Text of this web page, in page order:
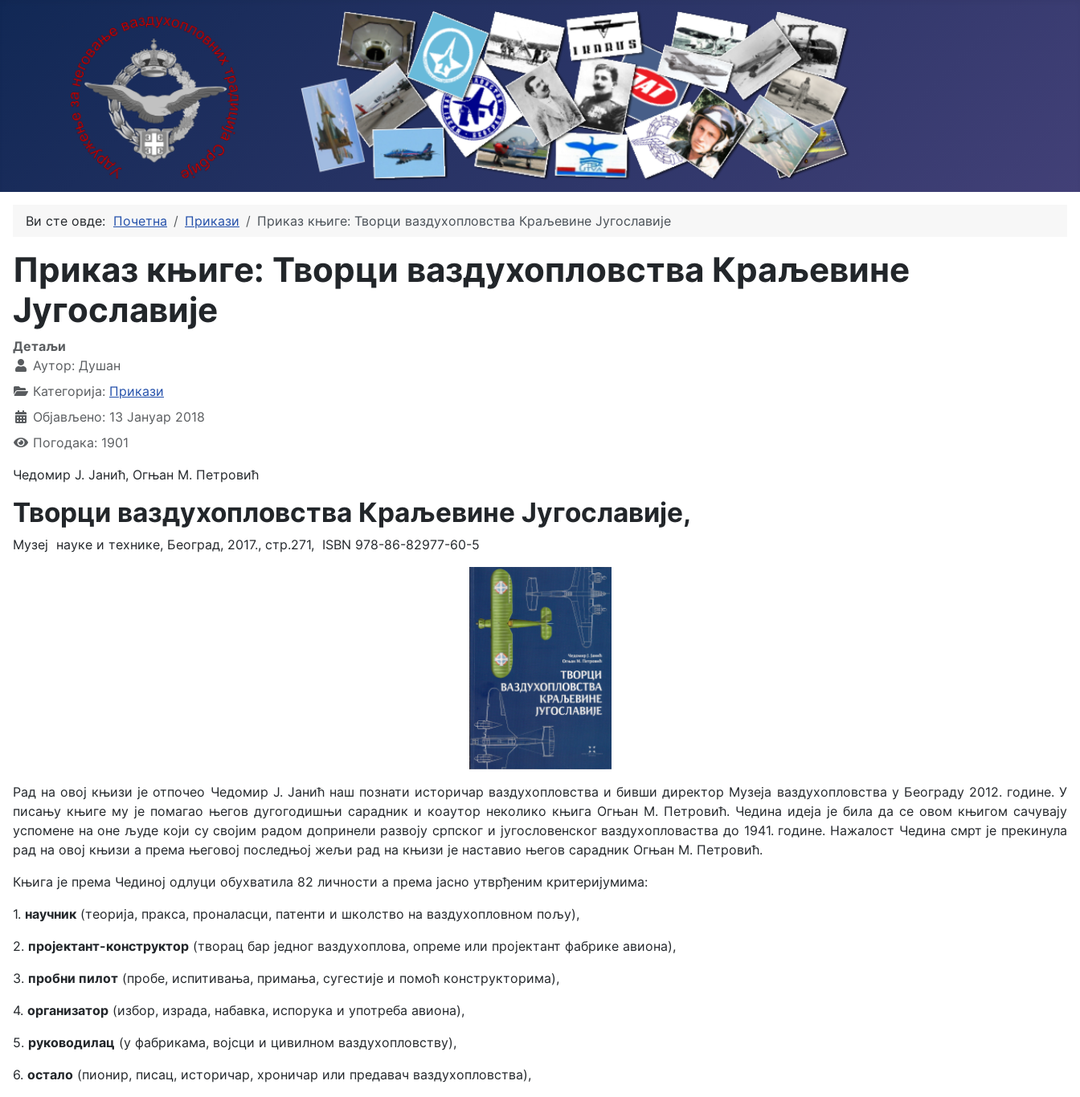
Ви сте овде: Почетна Прикази Приказ књиге: Творци ваздухопловства Краљевине Југославије
Приказ књиге: Творци ваздухопловства Краљевине
Југославије
Детаљи
Аутор: Душан
Категорија: Прикази
Објављено: 13 Јануар 2018
Погодака: 1901
Чедомир Ј. Јанић, Огњан М. Петровић
Творци ваздухопловства Краљевине Југославије,
Музеј науке и технике, Београд, 2017., стр.271, ISBN 978-86-82977-60-5
Рад на овој књизи је отпочео Чедомир Ј. Јанић наш познати историчар ваздухопловства и бивши директор Музеја ваздухопловства у Београду 2012. године. У
писању књиге му је помагао његов дугогодишњи сарадник и коаутор неколико књига Огњан М. Петровић. Чедина идеја је била да се овом књигом сачувају
успомене на оне људе који су својим радом допринели развоју српског и југословенског ваздухопловаства до 1941. године. Нажалост Чедина смрт је прекинулa
рад на овој књизи а према његовој последњој жељи рад на књизи је наставио његов сарадник Огњан М. Петровић.
Књига је према Чединој одлуци обухватила 82 личности а према јасно утврђеним критеријумима:
1. научник (теорија, пракса, проналасци, патенти и школство на ваздухопловном пољу),
2. пројектант-конструктор (творац бар једног ваздухоплова, опреме или пројектант фабрике авиона),
3. пробни пилот (пробе, испитивања, примања, сугестије и помоћ конструкторима),
4. организатор (избор, израда, набавка, испорука и употреба авиона),
5. руководилац (у фабрикама, војсци и цивилном ваздухопловству),
6. остало (пионир, писац, историчар, хроничар или предавач ваздухопловства),